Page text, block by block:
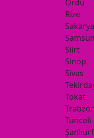
Ordu
Rize
Sakarya
Samsun
Siirt
Sinop
Sivas
Tokat
Tunceli